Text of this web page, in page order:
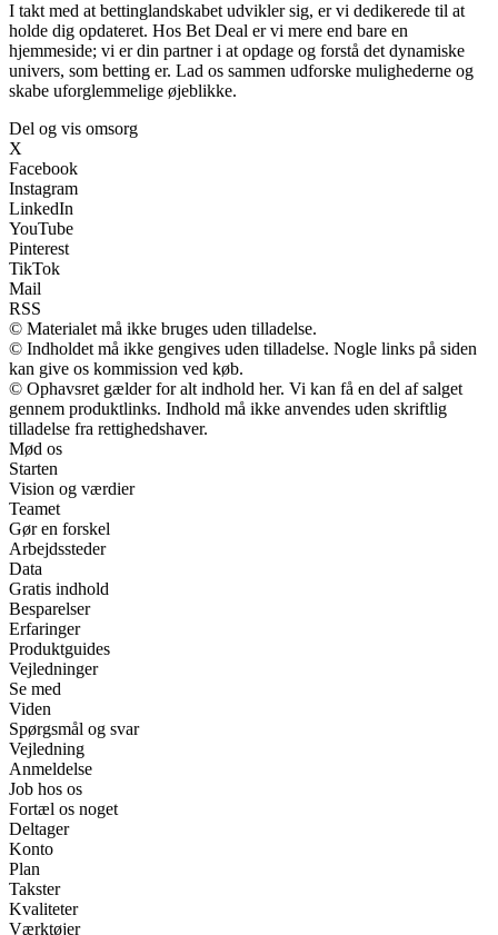
I takt med at bettinglandskabet udvikler sig, er vi dedikerede til at
holde dig opdateret. Hos Bet Deal er vi mere end bare en
hjemmeside; vi er din partner i at opdage og forstå det dynamiske
univers, som betting er. Lad os sammen udforske mulighederne og
skabe uforglemmelige øjeblikke.
Del og vis omsorg
X
Facebook
Instagram
LinkedIn
YouTube
Pinterest
TikTok
Mail
RSS
© Materialet må ikke bruges uden tilladelse.
© Indholdet må ikke gengives uden tilladelse. Nogle links på siden
kan give os kommission ved køb.
© Ophavsret gælder for alt indhold her. Vi kan få en del af salget
gennem produktlinks. Indhold må ikke anvendes uden skriftlig
tilladelse fra rettighedshaver.
Mød os
Starten
Vision og værdier
Teamet
Gør en forskel
Arbejdssteder
Data
Gratis indhold
Besparelser
Erfaringer
Produktguides
Vejledninger
Se med
Viden
Spørgsmål og svar
Vejledning
Anmeldelse
Job hos os
Fortæl os noget
Deltager
Konto
Plan
Takster
Kvaliteter
Værktøjer